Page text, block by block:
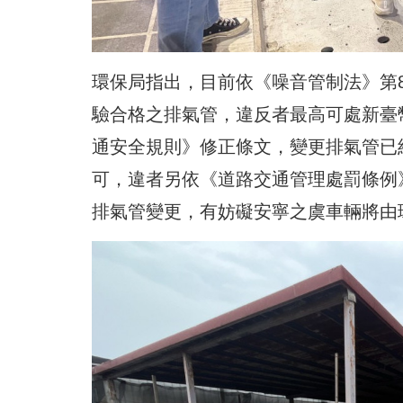
環保局指出，目前依《噪音管制法》
驗合格之排氣管，違反者最高可處新
通安全規則》修正條文，變更排氣管
可，違者另依《道路交通管理處罰條
排氣管變更，有妨礙安寧之虞車輛將